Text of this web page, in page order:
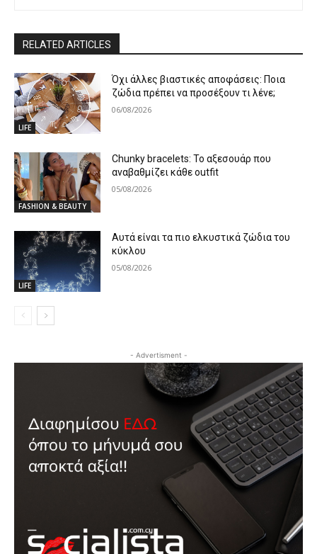
RELATED ARTICLES
LIFE
Όχι άλλες βιαστικές αποφάσεις: Ποια
ζώδια πρέπει να προσέξουν τι λένε;
06/08/2026
FASHION & BEAUTY
Chunky bracelets: Το αξεσουάρ που
αναβαθμίζει κάθε outfit
05/08/2026
LIFE
Αυτά είναι τα πιο ελκυστικά ζώδια του
κύκλου
05/08/2026
- Advertisment -